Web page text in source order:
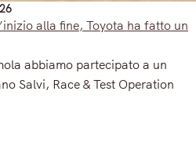
alla fine, Toyota ha fatto un
abbiamo partecipato a un
Salvi, Race & Test Operation